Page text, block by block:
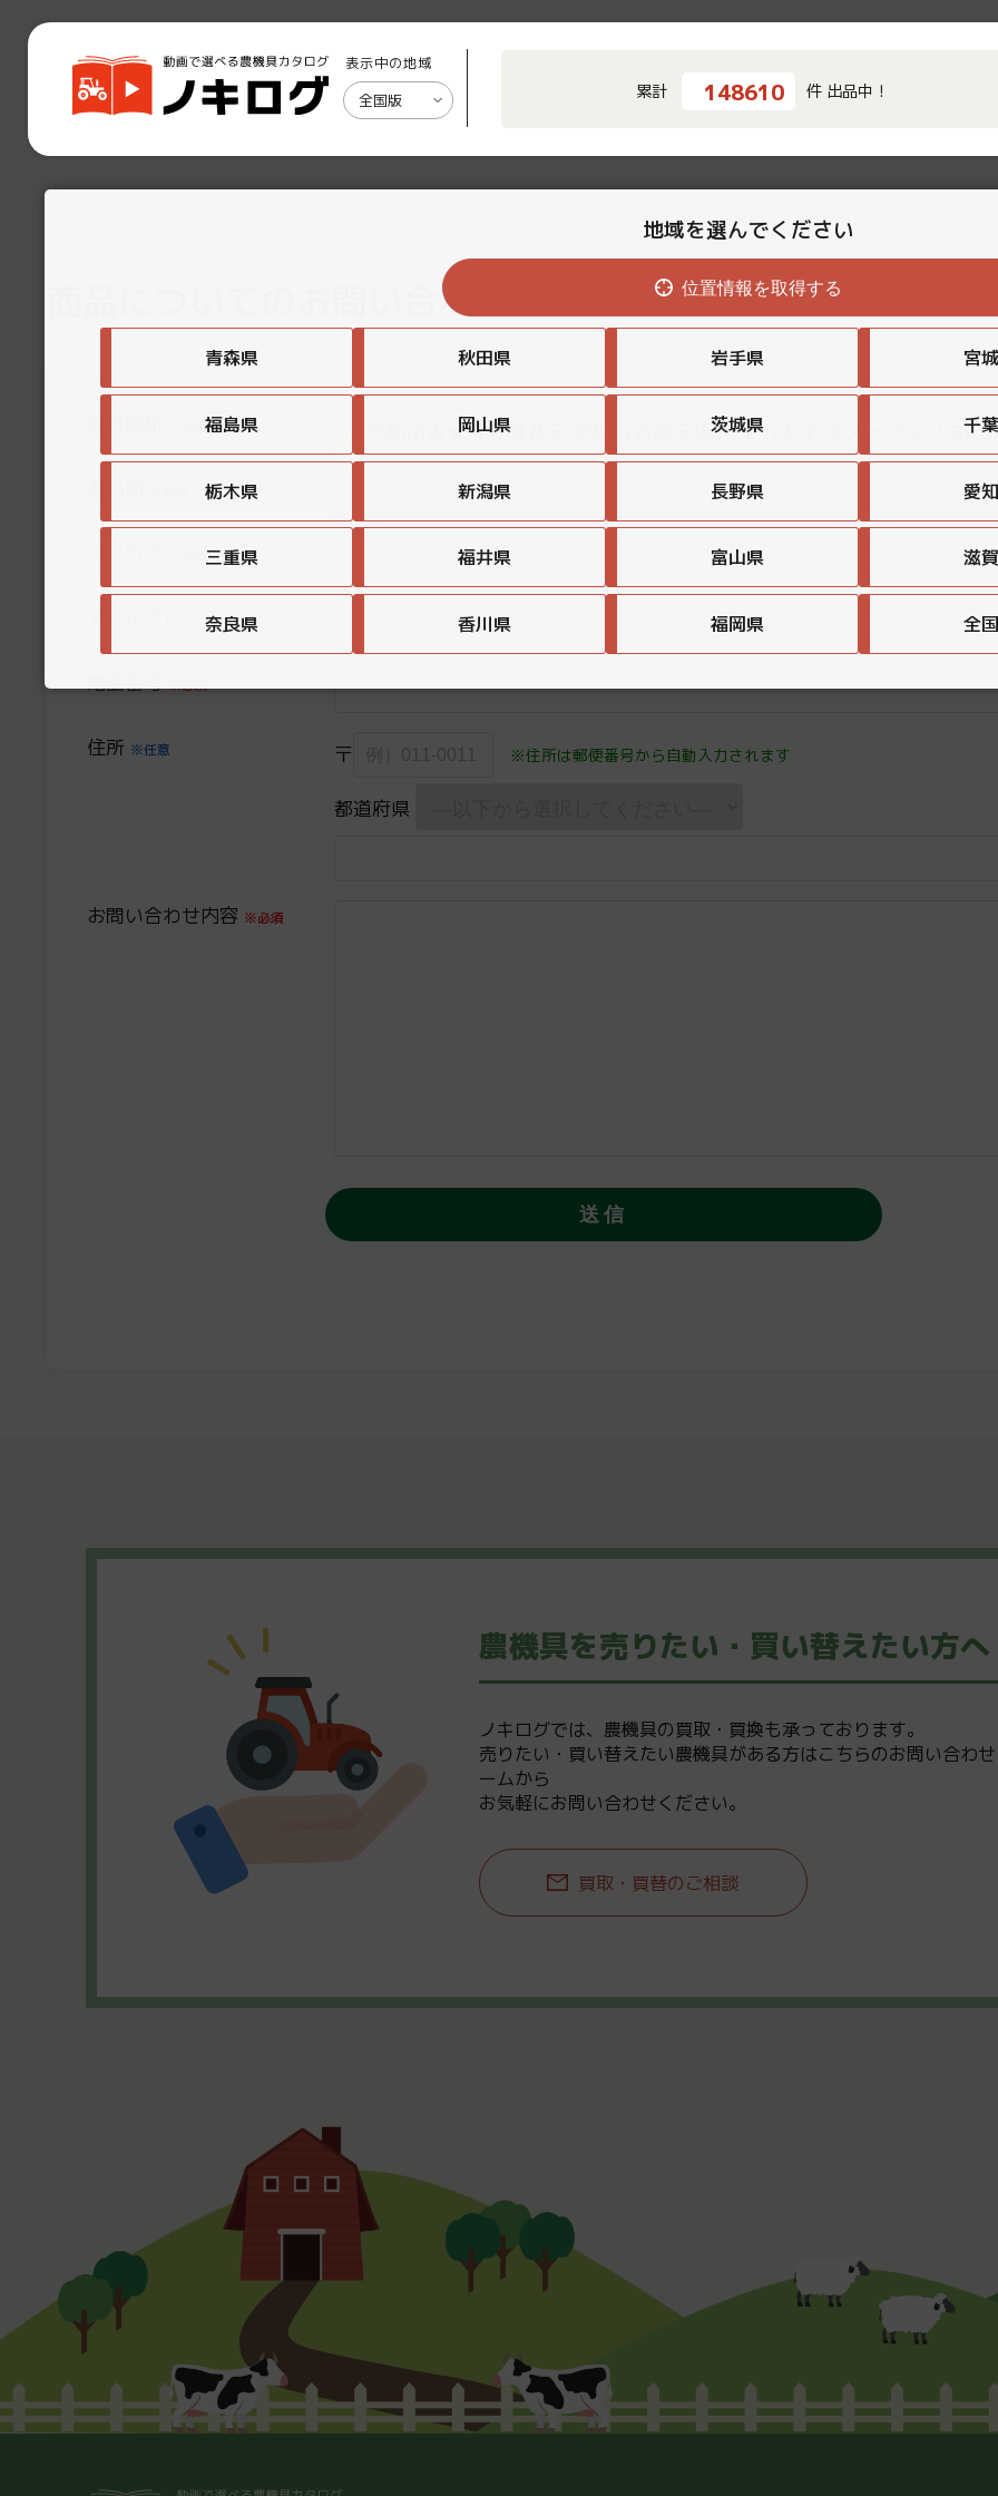
表示中の地域
全国版 累計 148610 件 出品中！
商品についてのお問い合わせ
※必須
※必須
メールアドレス※必須
電話番号※必須
住所 ※任意 〒 ※住所は郵便番号から自動入力されます
都道府県
お問い合わせ内容 ※必須
農機具を売りたい・買い替えたい方へ
ノキログでは、農機具の買取・買換も承っております。
売りたい・買い替えたい農機具がある方はこちらのお問い合わ
ームから
お気軽にお問い合わせください。
買取・買替のご相談
地域を選んでください
位置情報を取得する
青森県 秋田県 岩手県 宮
福島県 岡山県 茨城県 千
栃木県 新潟県 長野県 愛
三重県 福井県 富山県 滋
奈良県 香川県 福岡県 全